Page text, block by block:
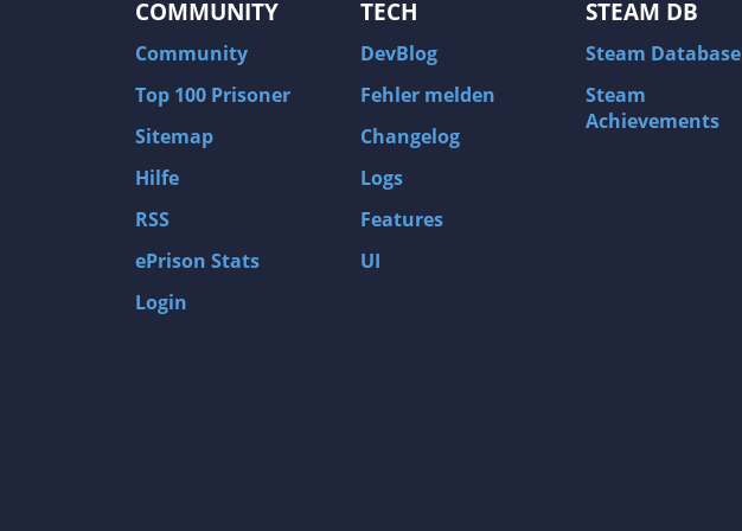
COMMUNITY
Community
Top 100 Prisoner
Sitemap
Hilfe
RSS
ePrison Stats
Login
TECH
DevBlog
Fehler melden
Changelog
Logs
Features
UI
STEAM DB
Steam Database
Steam
Achievements